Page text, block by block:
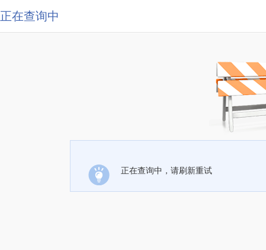
正在查询中
正在查询中，请刷新重试